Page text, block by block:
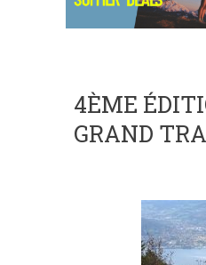
4ÈME
GRAND